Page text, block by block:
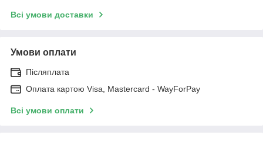
Всі умови доставки
Умови оплати
Післяплата
Оплата картою Visa, Mastercard - WayForPay
Всі умови оплати